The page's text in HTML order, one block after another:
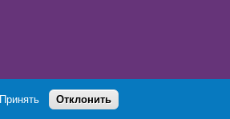
Search
Принять Отклонить